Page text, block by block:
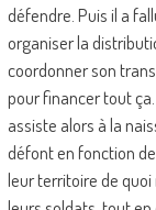
défendre. Puis il a
organiser la
coordonner son
pour financer tout
assiste alors à la
défont en fonction
leur territoire de